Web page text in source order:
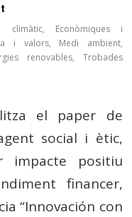
climàtic, Econòmiques i
i valors, Medi ambient,
renovables, Trobades
el paper de
social i ètic,
impacte positiu
financer,
“Innovación con